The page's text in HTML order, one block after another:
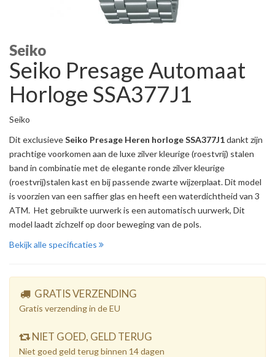
Seiko
Seiko Presage Automaat
Horloge SSA377J1
Seiko
Dit exclusieveSeiko Presage Heren horloge SSA377J1dankt zijn
prachtige voorkomen aan de luxe zilver kleurige (roestvrij) stalen
band in combinatie met de elegante ronde zilver kleurige
(roestvrij)stalen kast en bij passende zwarte wijzerplaat. Dit model
is voorzien van een saffier glas en heeft een waterdichtheid van 3
ATM. Het gebruikte uurwerk is een automatisch uurwerk, Dit
model laadt zichzelf op door beweging van de pols.
Bekijk alle specificaties
GRATIS VERZENDING
Gratis verzending in de EU
NIET GOED, GELD TERUG
Niet goed geld terug binnen 14 dagen